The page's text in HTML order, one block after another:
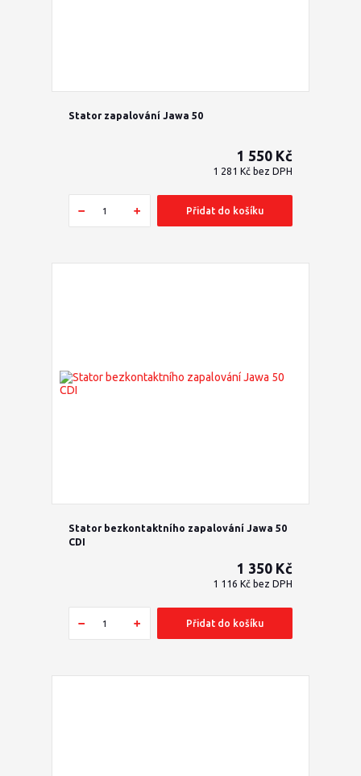
Stator zapalování Jawa 50
1 550 Kč
1 281 Kč bez DPH
Přidat do košíku
Stator bezkontaktního zapalování Jawa 50
CDI
1 350 Kč
1 116 Kč bez DPH
Přidat do košíku